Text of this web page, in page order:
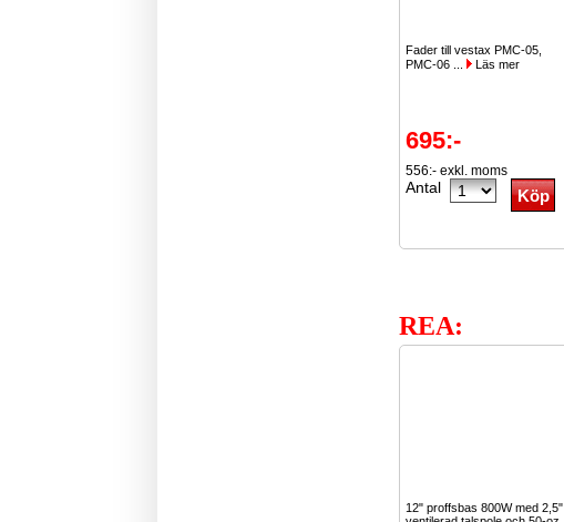
Fader till vestax PMC-05,
PMC-06 ...
Läs mer
695:-
556:- exkl. moms
Antal
REA:
12" proffsbas 800W med 2,5"